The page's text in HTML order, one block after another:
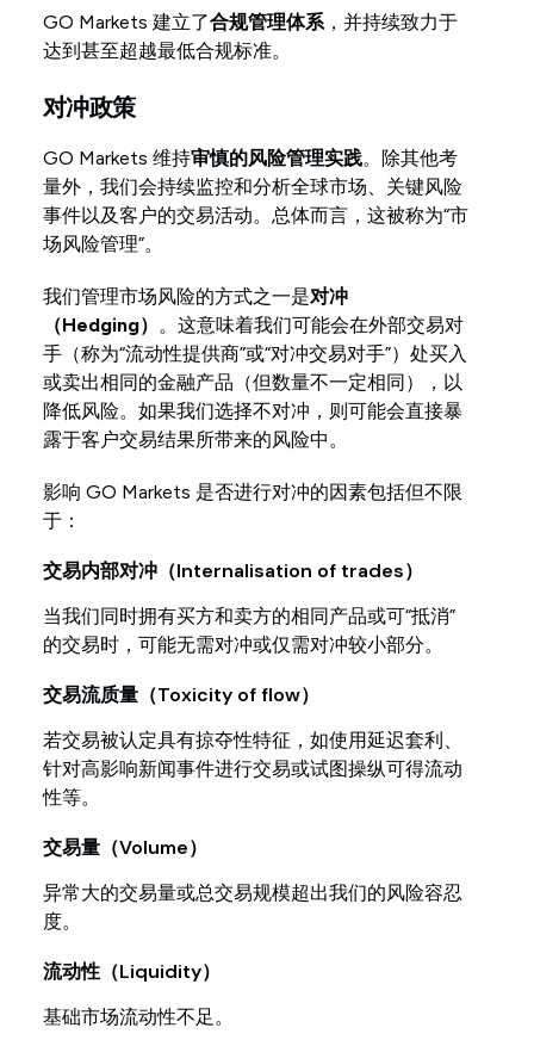
联名账户
GO Markets 建立了合规管理体系，并持续致力于
达到甚至超越最低合规标准。
对冲政策
GO Markets 维持审慎的风险管理实践。除其他考
量外，我们会持续监控和分析全球市场、关键风险
事件以及客户的交易活动。总体而言，这被称为“市
场风险管理”。
我们管理市场风险的方式之一是对冲
（Hedging） 。这意味着我们可能会在外部交易对
手（称为“流动性提供商”或“对冲交易对手”）处买入
或卖出相同的金融产品（但数量不一定相同），以
降低风险。如果我们选择不对冲，则可能会直接暴
露于客户交易结果所带来的风险中。
影响 GO Markets 是否进行对冲的因素包括但不限
于：
交易内部对冲（Internalisation of trades）
当我们同时拥有买方和卖方的相同产品或可“抵消”
的交易时，可能无需对冲或仅需对冲较小部分。
交易流质量（Toxicity of flow）
若交易被认定具有掠夺性特征，如使用延迟套利、
针对高影响新闻事件进行交易或试图操纵可得流动
性等。
交易量（Volume）
异常大的交易量或总交易规模超出我们的风险容忍
度。
流动性（Liquidity）
基础市场流动性不足。